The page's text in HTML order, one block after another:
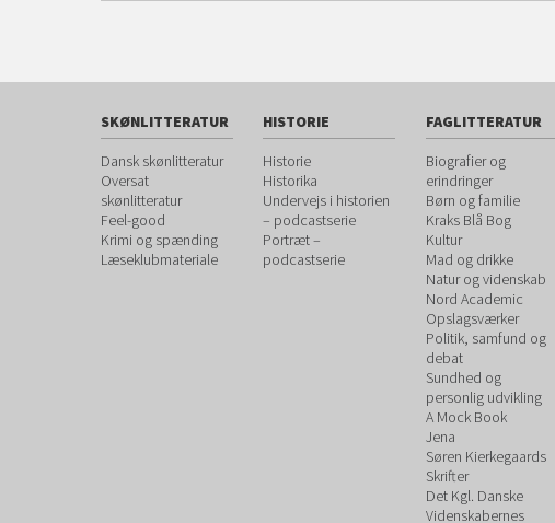
SKØNLITTERATUR
Dansk skønlitteratur
Oversat
skønlitteratur
Feel-good
Krimi og spænding
Læseklubmateriale
HISTORIE
Historie
Historika
Undervejs i historien
– podcastserie
Portræt –
podcastserie
FAGLITTERATUR
Biografier og
erindringer
Børn og familie
Kraks Blå Bog
Kultur
Mad og drikke
Natur og videnskab
Nord Academic
Opslagsværker
Politik, samfund og
debat
Sundhed og
personlig udvikling
A Mock Book
Jena
Søren Kierkegaards
Skrifter
Det Kgl. Danske
Videnskabernes